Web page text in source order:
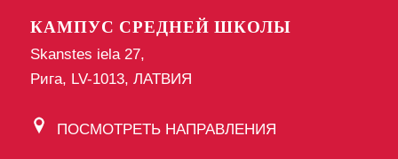
КАМПУС СРЕДНЕЙ ШКОЛЫ
Skanstes iela 27,
Рига, LV-1013, ЛАТВИЯ
ПОСМОТРЕТЬ НАПРАВЛЕНИЯ